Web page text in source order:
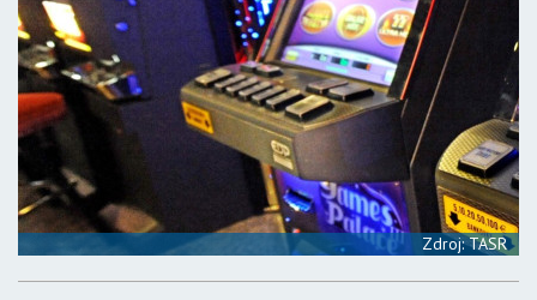
Zdroj: TASR